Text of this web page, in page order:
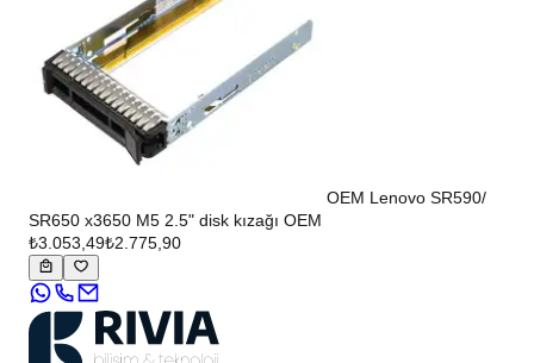
OEM Lenovo SR590/
SR650 x3650 M5 2.5" disk kızağı OEM
₺3.053,49₺2.775,90